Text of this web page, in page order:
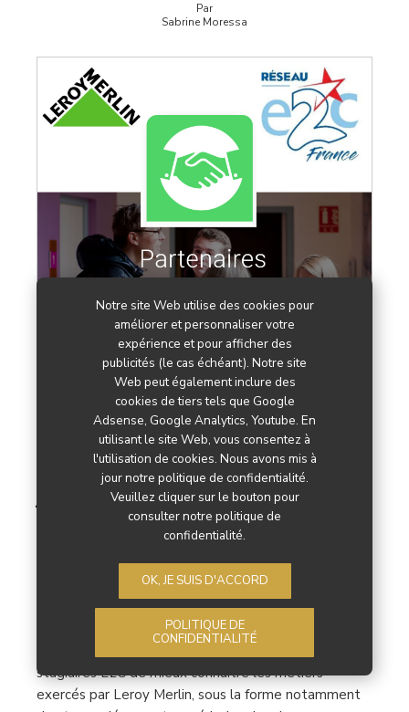
Notre site Web utilise des cookies pour
améliorer et personnaliser votre
expérience et pour afficher des
publicités (le cas échéant). Notre site
Web peut également inclure des
cookies de tiers tels que Google
Adsense, Google Analytics, Youtube. En
utilisant le site Web, vous consentez à
l'utilisation de cookies. Nous avons mis à
jour notre politique de confidentialité.
Veuillez cliquer sur le bouton pour
consulter notre politique de
confidentialité.
OK, JE SUIS D'ACCORD
POLITIQUE DE
CONFIDENTIALITÉ
Par
Sabrine Moressa
Signature d’un partenariat
entre le Réseau E2C France
et Leroy Merlin pour
favoriser l’insertion des
jeunes éloignés de l’emploi
L'engagement et le soutien de Leroy Merlin aux
côtés du Réseau E2C France s'articulent autour de
plusieurs actions : La mise en place de temps
stagiaires E2C de mieux connaître les métiers
exercés par Leroy Merlin, sous la forme notamment